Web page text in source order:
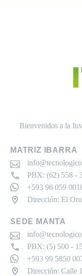
Bienvenidos a la
MATRIZ IBARRA
PBX: (62) 558 -
+593 96 059
Dirección: El
SEDE MANTA
PBX: (5) 500 -
+593 99 5850
Dirección: Calle